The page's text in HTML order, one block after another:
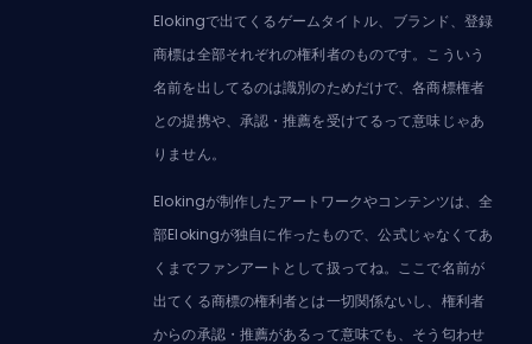
Elokingで出てくるゲームタイトル、ブランド、登録
商標は全部それぞれの権利者のものです。こういう
名前を出してるのは識別のためだけで、各商標権者
との提携や、承認・推薦を受けてるって意味じゃあ
りません。
Elokingが制作したアートワークやコンテンツは、全
部Elokingが独自に作ったもので、公式じゃなくてあ
くまでファンアートとして扱ってね。ここで名前が
出てくる商標の権利者とは一切関係ないし、権利者
からの承認・推薦があるって意味でも、そう匂わせ